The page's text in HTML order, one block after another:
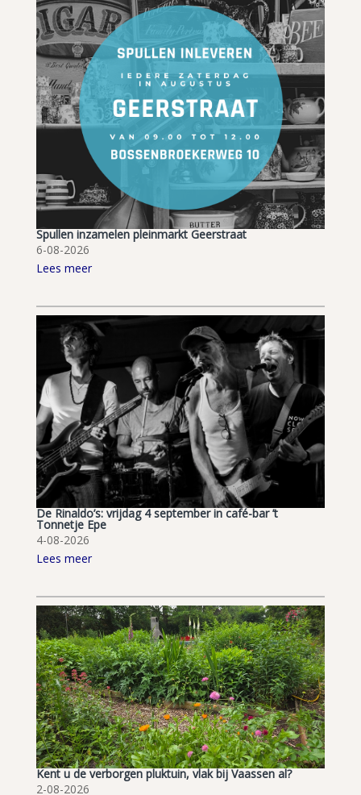
Spullen inzamelen pleinmarkt Geerstraat
6-08-2026
Lees meer
De Rinaldo’s: vrijdag 4 september in café-bar ’t
Tonnetje Epe
4-08-2026
Lees meer
Kent u de verborgen pluktuin, vlak bij Vaassen al?
2-08-2026